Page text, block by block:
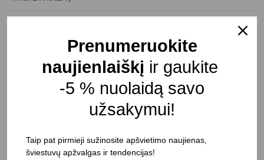
Paieška
Prenumeruokite
naujienlaiškį ir gaukite
-5 % nuolaidą savo
užsakymui!
Taip pat pirmieji sužinosite apšvietimo naujienas,
šviestuvų apžvalgas ir tendencijas!